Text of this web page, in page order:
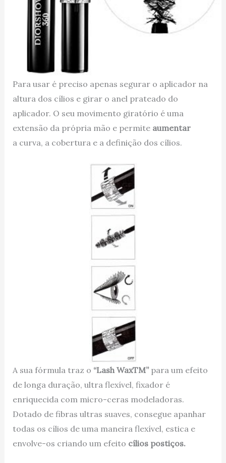
Para usar é preciso apenas segurar o aplicador na
altura dos cílios e girar o anel prateado do
aplicador. O seu movimento giratório é uma
extensão da própria mão e permite aumentar
a curva, a cobertura e a definição dos cílios.
A sua fórmula traz o “Lash WaxTM”para um efeito
de longa duração, ultra flexível, fixador é
enriquecida com micro-ceras modeladoras.
Dotado de fibras ultras suaves, consegue apanhar
todas os cílios de uma maneira flexível, estica e
envolve-os criando um efeito cílios postiços.